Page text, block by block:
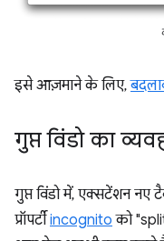
इसे आज़माने के लिए,
गुप्त विंडो का
गुप्त विंडो में, एक्सटेंशन
प्रॉपर्टीincognito को